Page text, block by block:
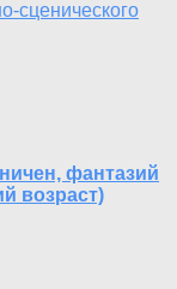
сценического
фантазий
возраст)